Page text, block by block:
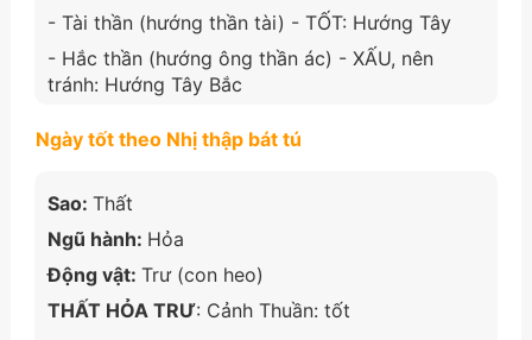
- Tài thần (hướng thần tài) - TỐT: Hướng Tây
- Hắc thần (hướng ông thần ác) - XẤU, nên
tránh: Hướng Tây Bắc
Ngày tốt theo Nhị thập bát tú
Sao: Thất
Ngũ hành: Hỏa
Động vật: Trư (con heo)
THẤT HỎA TRƯ: Cảnh Thuần: tốt